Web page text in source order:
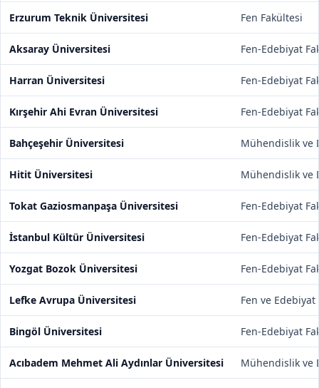
Erzurum Teknik Üniversitesi Fen Fakültesi
Aksaray Üniversitesi Fen-Edebiyat
Harran Üniversitesi Fen-Edebiyat
Kırşehir Ahi Evran Üniversitesi Fen-Edebiyat
Bahçeşehir Üniversitesi Mühendislik ve
Hitit Üniversitesi Mühendislik ve
Tokat Gaziosmanpaşa Üniversitesi Fen-Edebiyat
İstanbul Kültür Üniversitesi Fen-Edebiyat
Yozgat Bozok Üniversitesi Fen-Edebiyat
Lefke Avrupa Üniversitesi Fen ve
Bingöl Üniversitesi Fen-Edebiyat
Acıbadem Mehmet Ali Aydınlar Üniversitesi Mühendislik ve